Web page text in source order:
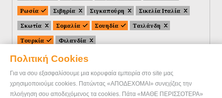
Πολιτική Cookies
Για να σου εξασφαλίσουμε μια κορυφαία εμπειρία στο site μας
χρησιμοποιούμε cookies. Πατώντας «ΑΠΟΔΕΧΟΜΑΙ» συνεχίζεις την
πλοήγηση σου αποδεχόμενος τα cookies. Πάτα «ΜΑΘΕ ΠΕΡΙΣΣΟΤΕΡΑ»
Ρωσία
Σιβηρία Σιγκαπούρη
Σικελία Ιταλία
Σκωτία
Σομαλία Σουηδία
Ταιλάνδη
Τουρκία
Φιλανδία